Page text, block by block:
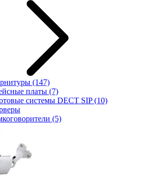
(147)
платы (7)
системы DECT SIP(10)
(5)